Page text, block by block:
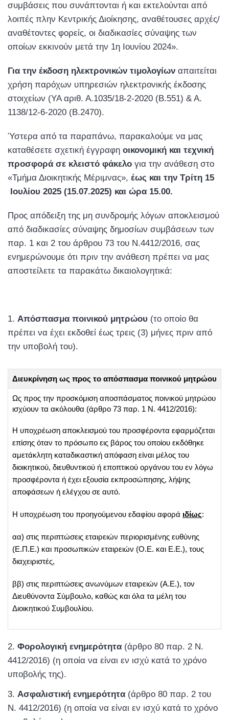
συμβάσεις που συνάπτονται ή και εκτελούνται από
λοιπές πλην Κεντρικής Διοίκησης, αναθέτουσες αρχές/
αναθέτοντες φορείς, οι διαδικασίες σύναψης των
οποίων εκκινούν μετά την 1η Ιουνίου 2024».
Για την έκδοση ηλεκτρονικών τιμολογίων απαιτείται
χρήση παρόχων υπηρεσιών ηλεκτρονικής έκδοσης
στοιχείων (ΥΑ αριθ. Α.1035/18-2-2020 (Β.551) & Α.
1138/12-6-2020 (Β.2470).
Ύστερα από τα παραπάνω, παρακαλούμε να μας
καταθέσετε σχετική έγγραφη οικονομική και τεχνική
προσφορά σε κλειστό φάκελο για την ανάθεση στο
«Τμήμα Διοικητικής Μέριμνας», έως και την Τρίτη 15
Ιουλίου 2025 (15.07.2025) και ώρα 15.00.
Προς απόδειξη της μη συνδρομής λόγων αποκλεισμού
από διαδικασίες σύναψης δημοσίων συμβάσεων των
παρ. 1 και 2 του άρθρου 73 του Ν.4412/2016, σας
ενημερώνουμε ότι πριν την ανάθεση πρέπει να μας
αποστείλετε τα παρακάτω δικαιολογητικά:
Απόσπασμα ποινικού μητρώου (το οποίο θα
πρέπει να έχει εκδοθεί έως τρεις (3) μήνες πριν από
την υποβολή του).
Διευκρίνηση ως προς το απόσπασμα ποινικού μητρώου
Ως προς την προσκόμιση αποσπάσματος ποινικού μητρώου
ισχύουν τα ακόλουθα (άρθρο 73 παρ. 1 Ν. 4412/2016):
Η υποχρέωση αποκλεισμού του προσφέροντα εφαρμόζεται
επίσης όταν το πρόσωπο εις βάρος του οποίου εκδόθηκε
αμετάκλητη καταδικαστική απόφαση είναι μέλος του
διοικητικού, διευθυντικού ή εποπτικού οργάνου του εν λόγω
προσφέροντα ή έχει εξουσία εκπροσώπησης, λήψης
αποφάσεων ή ελέγχου σε αυτό.
Η υποχρέωση του προηγούμενου εδαφίου αφορά ιδίως:
αα) στις περιπτώσεις εταιρειών περιορισμένης ευθύνης
(Ε.Π.Ε.) και προσωπικών εταιρειών (O.E. και Ε.Ε.), τους
διαχειριστές,
ββ) στις περιπτώσεις ανωνύμων εταιρειών (Α.Ε.), τον
Διευθύνοντα Σύμβουλο, καθώς και όλα τα μέλη του
Διοικητικού Συμβουλίου.
Φορολογική ενημερότητα (άρθρο 80 παρ. 2 Ν.
4412/2016) (η οποία να είναι εν ισχύ κατά το χρόνο
υποβολής της).
Ασφαλιστική ενημερότητα (άρθρο 80 παρ. 2 του
Ν. 4412/2016) (η οποία να είναι εν ισχύ κατά το χρόνο